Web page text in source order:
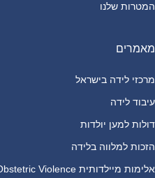
המטרות שלנו
מאמרים
מרכזי לידה בישראל
עיבוד לידה
דולות למען יולדות
הזכות למלווה בלידה
אלימות מיילדותית Obstetric Violence